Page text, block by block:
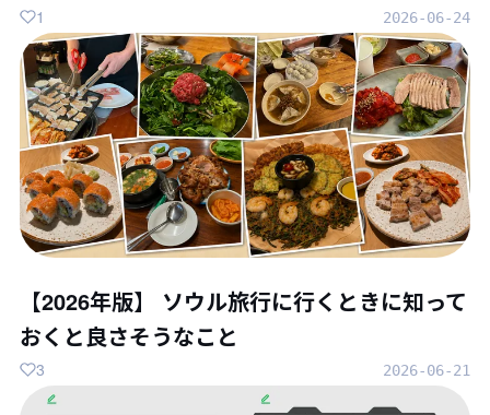
2026-06-24
1
【2026年版】 ソウル旅行に行くときに知って
おくと良さそうなこと
2026-06-21
3